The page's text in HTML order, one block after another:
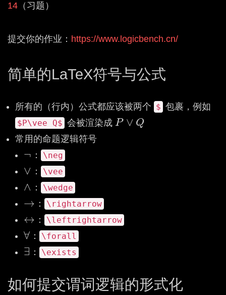
14 （习题）
提交你的作业： https://www.logicbench.cn/
简单的LaTeX符号与公式
所有的（行内）公式都应该被两个 $ 包裹，例如
$P\vee Q$ 会被渲染成 P ∨ Q
P∨Q
常用的命题逻辑符号
¬
¬ ： \neg
∨
∨ ： \vee
∧
∧ ： \wedge
→
→ ： \rightarrow
↔
↔ ： \leftrightarrow
∀
∀ ： \forall
∃
∃ ： \exists
如何提交谓词逻辑的形式化